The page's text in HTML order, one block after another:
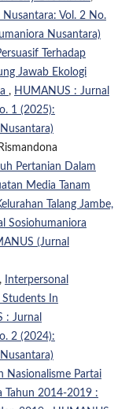
Vol. 2 No.
Nusantara)
Terhadap
Jawab Ekologi
, HUMANUS : Jurnal
1 (2025):
Pertanian Dalam
Media Tanam
Talang Jambe,
Sosiohumaniora
(Jurnal
Interpersonal
In
: Jurnal
2 (2024):
Nasionalisme Partai
Tahun 2014-2019 :